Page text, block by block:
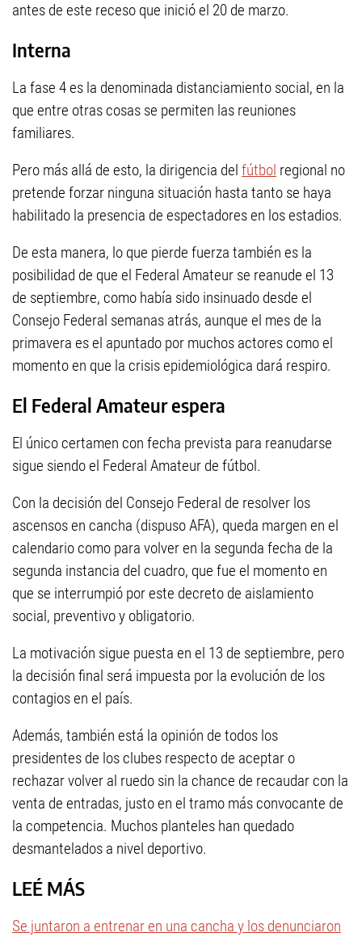
antes de este receso que inició el 20 de marzo.
Interna
La fase 4 es la denominada distanciamiento social, en la
que entre otras cosas se permiten las reuniones
familiares.
Pero más allá de esto, la dirigencia del fútbol regional no
pretende forzar ninguna situación hasta tanto se haya
habilitado la presencia de espectadores en los estadios.
De esta manera, lo que pierde fuerza también es la
posibilidad de que el Federal Amateur se reanude el 13
de septiembre, como había sido insinuado desde el
Consejo Federal semanas atrás, aunque el mes de la
primavera es el apuntado por muchos actores como el
momento en que la crisis epidemiológica dará respiro.
El Federal Amateur espera
El único certamen con fecha prevista para reanudarse
sigue siendo el Federal Amateur de fútbol.
Con la decisión del Consejo Federal de resolver los
ascensos en cancha (dispuso AFA), queda margen en el
calendario como para volver en la segunda fecha de la
segunda instancia del cuadro, que fue el momento en
que se interrumpió por este decreto de aislamiento
social, preventivo y obligatorio.
La motivación sigue puesta en el 13 de septiembre, pero
la decisión final será impuesta por la evolución de los
contagios en el país.
Además, también está la opinión de todos los
presidentes de los clubes respecto de aceptar o
rechazar volver al ruedo sin la chance de recaudar con la
venta de entradas, justo en el tramo más convocante de
la competencia. Muchos planteles han quedado
desmantelados a nivel deportivo.
LEÉ MÁS
Se juntaron a entrenar en una cancha y los denunciaron